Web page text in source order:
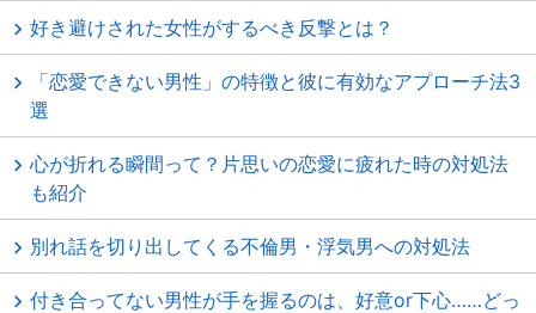
好き避けされた女性がするべき反撃とは？
「恋愛できない男性」の特徴と彼に有効なアプローチ法3
選
心が折れる瞬間って？片思いの恋愛に疲れた時の対処法
も紹介
別れ話を切り出してくる不倫男・浮気男への対処法
付き合ってない男性が手を握るのは、好意or下心……どっ